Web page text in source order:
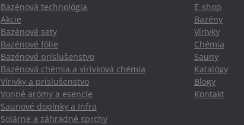
Bazénová technológia
Akcie
Bazénové sety
Bazénové fólie
Bazénové príslušenstvo
Bazénová chémia a vírivková chémia
Vírivky a príslušenstvo
Vonné arómy a esencie
Saunové doplnky a Infra
Solárne a záhradné sprchy
E-shop
Bazény
Vírivky
Chémia
Sauny
Katalógy
Blogy
Kontakt